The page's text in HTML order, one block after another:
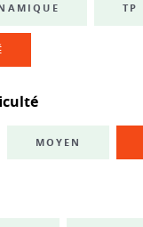
TP
MOYEN